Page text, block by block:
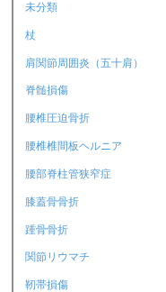
未分類
杖
肩関節周囲炎（五十肩）
脊髄損傷
腰椎圧迫骨折
腰椎椎間板ヘルニア
腰部脊柱管狭窄症
膝蓋骨骨折
踵骨骨折
関節リウマチ
靭帯損傷